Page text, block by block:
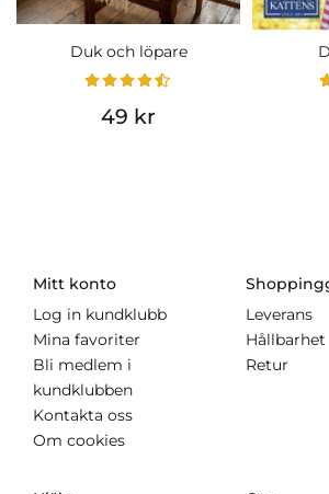
Duk och löpare
49 kr
Mitt konto
Log in kundklubb
Mina favoriter
Bli medlem i
kundklubben
Kontakta oss
Om cookies
Leverans
Hållbarhet
Retur